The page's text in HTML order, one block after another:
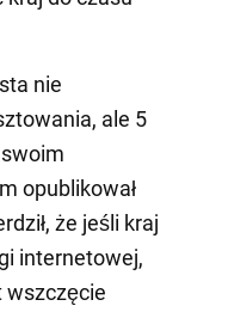
nie
ale 5
opublikował
że jeśli kraj
internetowej,
wszczęcie